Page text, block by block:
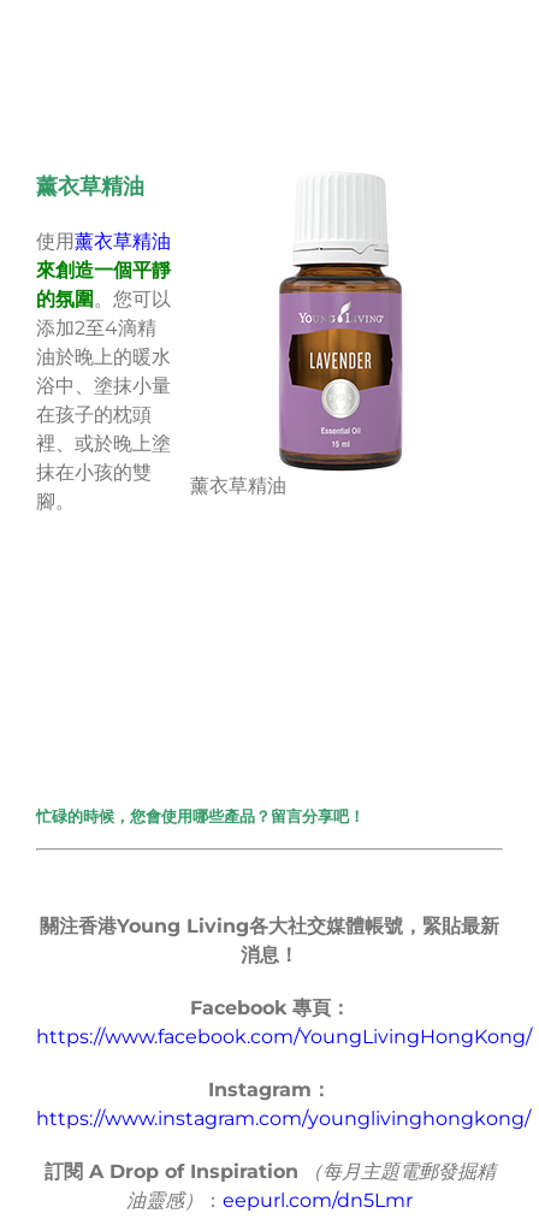
薰衣草精油
薰衣草精油
使用薰衣草精油
來創造一個平靜
的氛圍 。您可以
添加2至4滴精
油於晚上的暖水
浴中、塗抹小量
在孩子的枕頭
裡、或於晚上塗
抹在小孩的雙
腳。
忙碌的時候，您會使用哪些產品？留言分享吧！
關注香港Young Living各大社交媒體帳號，緊貼最新
消息！
Facebook 專頁：
https://www.facebook.com/YoungLivingHongKong/
Instagram ：
https://www.instagram.com/younglivinghongkong/
訂閱 A Drop of Inspiration
（每月主題電郵發掘精
油靈感）
： eepurl.com/dn5Lmr